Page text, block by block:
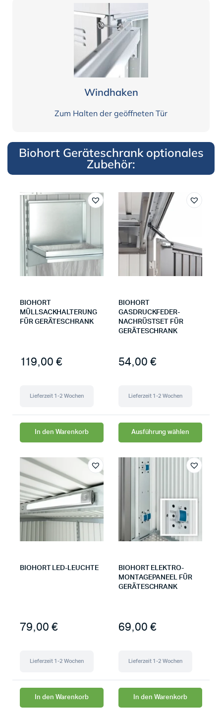
Windhaken
Zum Halten der geöffneten Tür
Biohort Geräteschrank optionales
Zubehör:
BIOHORT
MÜLLSACKHALTERUNG
FÜR GERÄTESCHRANK
119,00 €
Lieferzeit 1-2 Wochen
In den Warenkorb
BIOHORT
GASDRUCKFEDER-
NACHRÜSTSET FÜR
GERÄTESCHRANK
54,00 €
Lieferzeit 1-2 Wochen
Ausführung wählen
BIOHORT LED-LEUCHTE
79,00 €
Lieferzeit 1-2 Wochen
In den Warenkorb
BIOHORT ELEKTRO-
MONTAGEPANEEL FÜR
GERÄTESCHRANK
69,00 €
Lieferzeit 1-2 Wochen
In den Warenkorb